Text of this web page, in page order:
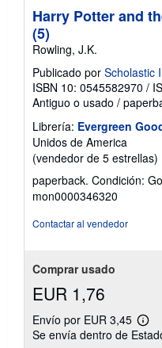
Harry Potter and
(5)
Rowling, J.K.
Publicado por Scholastic
ISBN 10: 0545582970 /
Antiguo o usado /
Librería: Evergreen
Unidos de America
(vendedor de 5 estrellas)
paperback. Condición:
mon0000346320
Contactar al vendedor
Comprar usado
EUR 1,76
Envío por EUR 3,45
Más
Se envía dentro de